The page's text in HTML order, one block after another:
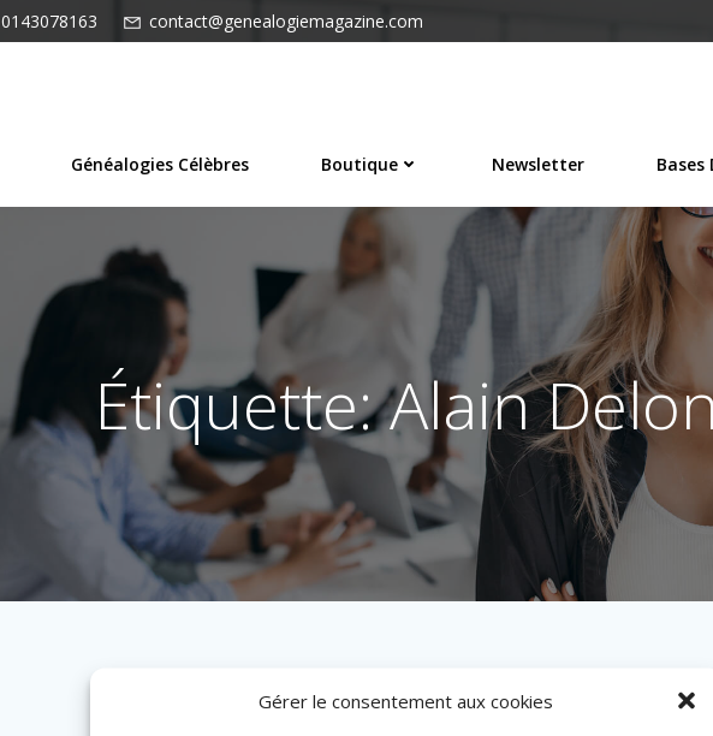
Gérer le consentement aux cookies
0143078163 contact@genealogiemagazine.com
Généalogies Célèbres Boutique Newsletter Bases
Étiquette: Alain